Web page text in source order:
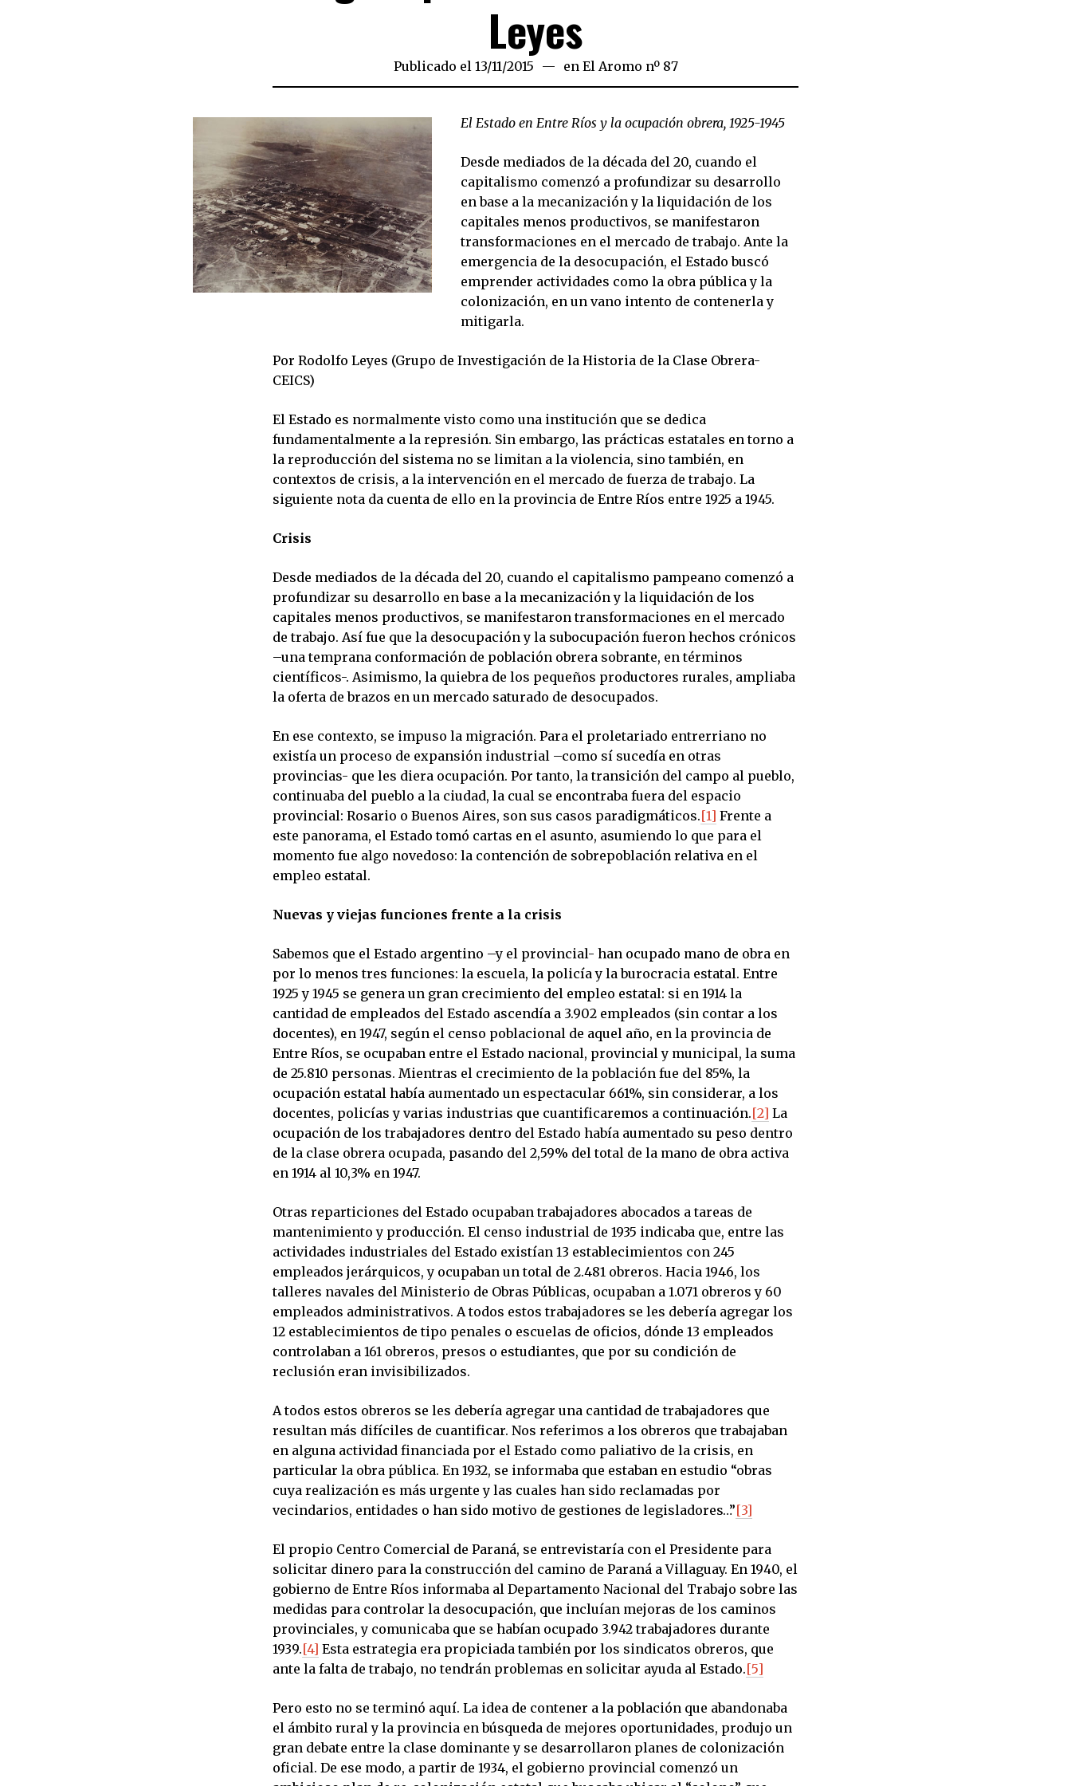
Leyes
Publicado el 13/11/2015 13/11/2015
en El Aromo nº 87
El Estado en Entre Ríos y la ocupación obrera, 1925-1945
Desde mediados de la década del 20, cuando el
capitalismo comenzó a profundizar su desarrollo
en base a la mecanización y la liquidación de los
capitales menos productivos, se manifestaron
transformaciones en el mercado de trabajo. Ante la
emergencia de la desocupación, el Estado buscó
emprender actividades como la obra pública y la
colonización, en un vano intento de contenerla y
mitigarla.
Por Rodolfo Leyes (Grupo de Investigación de la Historia de la Clase Obrera-
CEICS)
El Estado es normalmente visto como una institución que se dedica
fundamentalmente a la represión. Sin embargo, las prácticas estatales en torno a
la reproducción del sistema no se limitan a la violencia, sino también, en
contextos de crisis, a la intervención en el mercado de fuerza de trabajo. La
siguiente nota da cuenta de ello en la provincia de Entre Ríos entre 1925 a 1945.
Crisis
Desde mediados de la década del 20, cuando el capitalismo pampeano comenzó a
profundizar su desarrollo en base a la mecanización y la liquidación de los
capitales menos productivos, se manifestaron transformaciones en el mercado
de trabajo. Así fue que la desocupación y la subocupación fueron hechos crónicos
–una temprana conformación de población obrera sobrante, en términos
científicos-. Asimismo, la quiebra de los pequeños productores rurales, ampliaba
la oferta de brazos en un mercado saturado de desocupados.
En ese contexto, se impuso la migración. Para el proletariado entrerriano no
existía un proceso de expansión industrial –como sí sucedía en otras
provincias- que les diera ocupación. Por tanto, la transición del campo al pueblo,
continuaba del pueblo a la ciudad, la cual se encontraba fuera del espacio
provincial: Rosario o Buenos Aires, son sus casos paradigmáticos.[1] Frente a
este panorama, el Estado tomó cartas en el asunto, asumiendo lo que para el
momento fue algo novedoso: la contención de sobrepoblación relativa en el
empleo estatal.
Nuevas y viejas funciones frente a la crisis
Sabemos que el Estado argentino –y el provincial- han ocupado mano de obra en
por lo menos tres funciones: la escuela, la policía y la burocracia estatal. Entre
1925 y 1945 se genera un gran crecimiento del empleo estatal: si en 1914 la
cantidad de empleados del Estado ascendía a 3.902 empleados (sin contar a los
docentes), en 1947, según el censo poblacional de aquel año, en la provincia de
Entre Ríos, se ocupaban entre el Estado nacional, provincial y municipal, la suma
de 25.810 personas. Mientras el crecimiento de la población fue del 85%, la
ocupación estatal había aumentado un espectacular 661%, sin considerar, a los
docentes, policías y varias industrias que cuantificaremos a continuación.[2] La
ocupación de los trabajadores dentro del Estado había aumentado su peso dentro
de la clase obrera ocupada, pasando del 2,59% del total de la mano de obra activa
en 1914 al 10,3% en 1947.
Otras reparticiones del Estado ocupaban trabajadores abocados a tareas de
mantenimiento y producción. El censo industrial de 1935 indicaba que, entre las
actividades industriales del Estado existían 13 establecimientos con 245
empleados jerárquicos, y ocupaban un total de 2.481 obreros. Hacia 1946, los
talleres navales del Ministerio de Obras Públicas, ocupaban a 1.071 obreros y 60
empleados administrativos. A todos estos trabajadores se les debería agregar los
12 establecimientos de tipo penales o escuelas de oficios, dónde 13 empleados
controlaban a 161 obreros, presos o estudiantes, que por su condición de
reclusión eran invisibilizados.
A todos estos obreros se les debería agregar una cantidad de trabajadores que
resultan más difíciles de cuantificar. Nos referimos a los obreros que trabajaban
en alguna actividad financiada por el Estado como paliativo de la crisis, en
particular la obra pública. En 1932, se informaba que estaban en estudio “obras
cuya realización es más urgente y las cuales han sido reclamadas por
vecindarios, entidades o han sido motivo de gestiones de legisladores…”[3]
El propio Centro Comercial de Paraná, se entrevistaría con el Presidente para
solicitar dinero para la construcción del camino de Paraná a Villaguay. En 1940, el
gobierno de Entre Ríos informaba al Departamento Nacional del Trabajo sobre las
medidas para controlar la desocupación, que incluían mejoras de los caminos
provinciales, y comunicaba que se habían ocupado 3.942 trabajadores durante
1939.[4] Esta estrategia era propiciada también por los sindicatos obreros, que
ante la falta de trabajo, no tendrán problemas en solicitar ayuda al Estado.[5]
Pero esto no se terminó aquí. La idea de contener a la población que abandonaba
el ámbito rural y la provincia en búsqueda de mejores oportunidades, produjo un
gran debate entre la clase dominante y se desarrollaron planes de colonización
oficial. De ese modo, a partir de 1934, el gobierno provincial comenzó un